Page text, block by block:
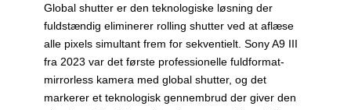
Global shutter er den teknologiske løsning der
fuldstændig eliminerer rolling shutter ved at aflæse
alle pixels simultant frem for sekventielt. Sony A9 III
fra 2023 var det første professionelle fuldformat-
mirrorless kamera med global shutter, og det
markerer et teknologisk gennembrud der giver den